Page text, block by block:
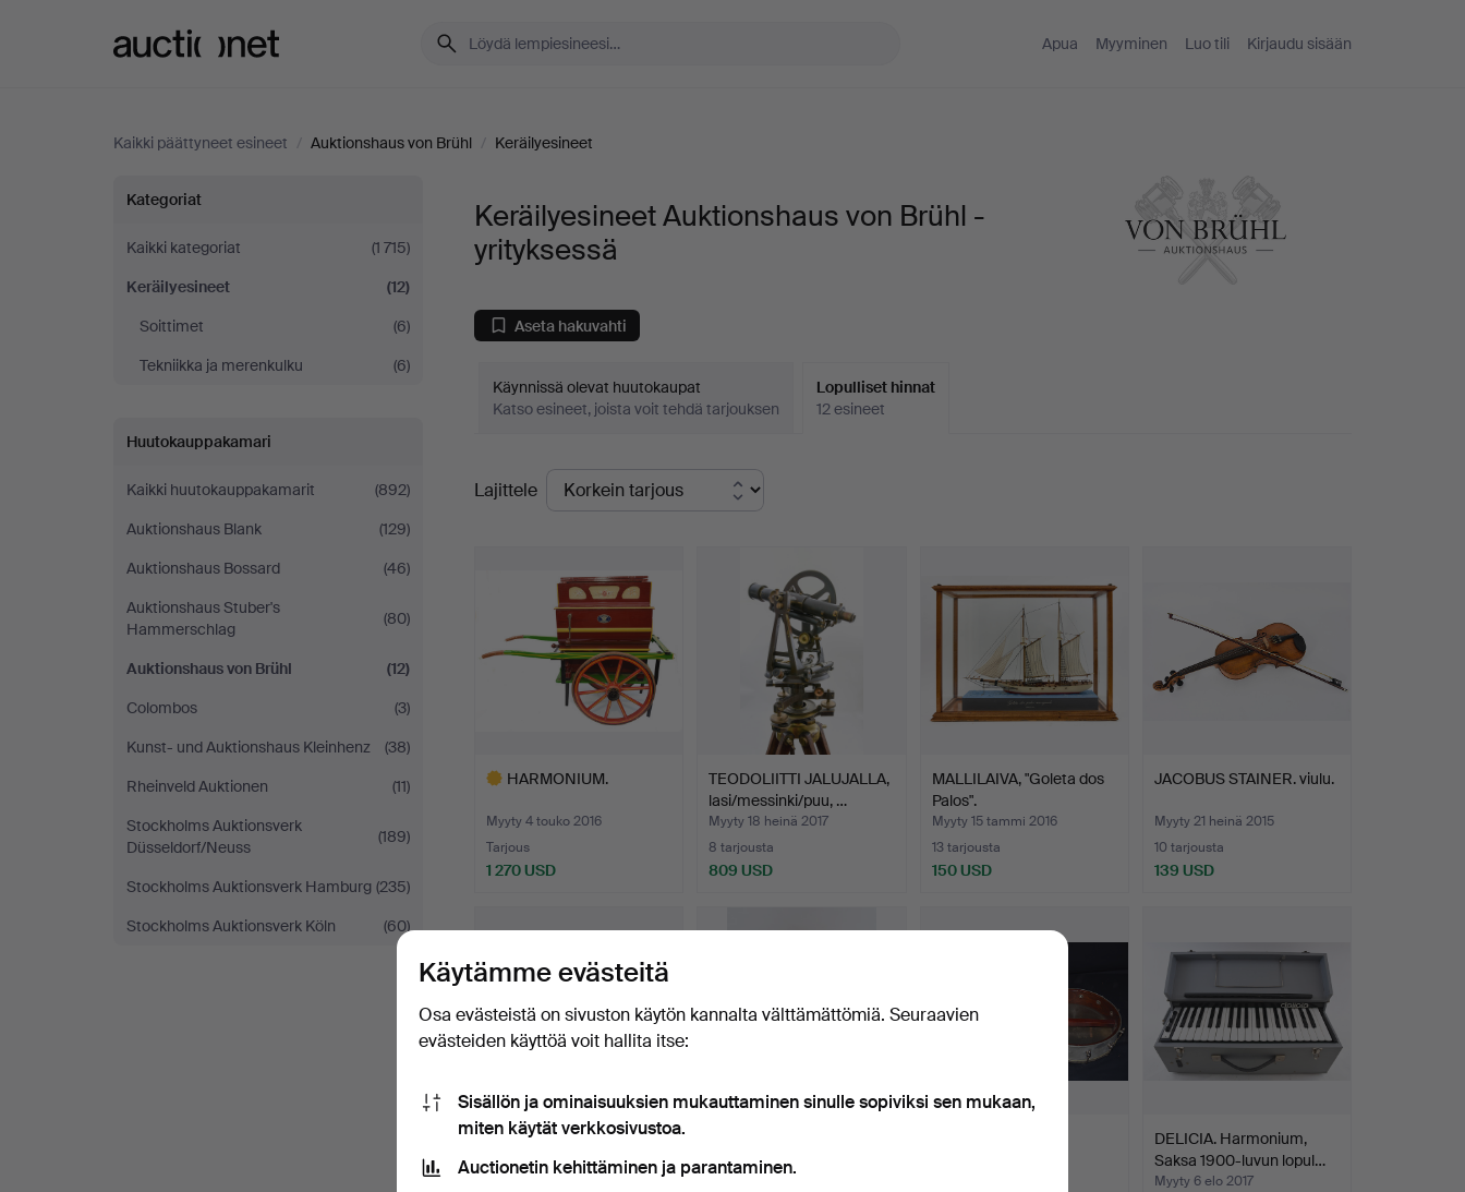
Apua Myyminen Luo tili Kirjaudu sisään
Kaikki päättyneet esineet / Auktionshaus von Brühl / Keräilyesineet
Keräilyesineet
Auktionshaus
von
Brühl
yrityksessä
Kategoriat
Kaikki kategoriat
(1 715)
Keräilyesineet
(12)
Soittimet
(6)
Tekniikka ja merenkulku
(6)
Huutokauppakamari
Kaikki huutokauppakamarit
(892)
Auktionshaus Blank
(129)
Auktionshaus Bossard
(46)
Auktionshaus Stuber's
Hammerschlag
(80)
Auktionshaus von Brühl
(12)
Colombos
(3)
Kunst- und Auktionshaus Kleinhenz
(38)
Rheinveld Auktionen
(11)
Stockholms Auktionsverk
Düsseldorf/Neuss
(189)
Stockholms Auktionsverk Hamburg (235)
Stockholms Auktionsverk Köln
(60)
Keräilyesineet Auktionshaus von Brühl -
yrityksessä
Aseta hakuvahti
Käynnissä olevat huutokaupat
Katso esineet, joista voit tehdä tarjouksen
Lopulliset hinnat
12 esineet
Lopulliset
hinnat
Lajittele
HARMONIUM.
Myyty 4 touko 2016
Tarjous
1 270 USD
TEODOLIITTI JALUJALLA,
lasi/messinki/puu, …
Myyty 18 heinä 2017
8 tarjousta
809 USD
MALLILAIVA, "Goleta dos
Palos".
Myyty 15 tammi 2016
13 tarjousta
150 USD
JACOBUS STAINER. viulu.
Myyty 21 heinä 2015
10 tarjousta
139 USD
DIENSTGLAS
WEHRMACHT, värinä,
TERRESTRIAL. Maapallo,
DELICIA. Harmonium,
Saksa 1900-luvun lopul…
Myyty 6 elo 2017
Käytämme evästeitä
Osa evästeistä on sivuston käytön kannalta välttämättömiä. Seuraavien
evästeiden käyttöä voit hallita itse:
Sisällön ja ominaisuuksien mukauttaminen sinulle sopiviksi sen mukaan,
miten käytät verkkosivustoa.
Auctionetin kehittäminen ja parantaminen.